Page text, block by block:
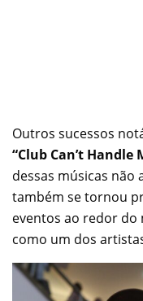
Outros sucessos
“Club Can’t Handle
dessas músicas não
também se tornou
eventos ao redor do
como um dos